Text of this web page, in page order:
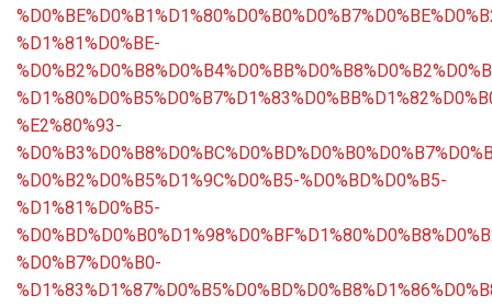
%D1%81%D0%BE-
%E2%80%93-
%D0%B2%D0%B5%D1%9C%D0%B5-%D0%BD%D0%B5-
%D1%81%D0%B5-
%D0%B7%D0%B0-